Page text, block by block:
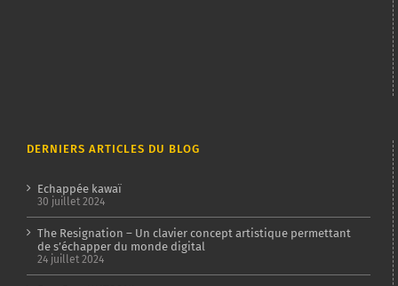
DERNIERS ARTICLES DU BLOG
Echappée kawaï
30 juillet 2024
The Resignation – Un clavier concept artistique permettant
de s’échapper du monde digital
24 juillet 2024